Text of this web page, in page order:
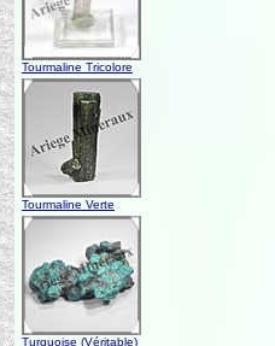
Tourmaline Tricolore
Tourmaline Verte
Turquoise (Véritable)